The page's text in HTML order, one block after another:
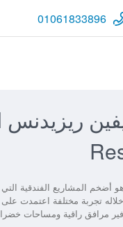
01061833896
أضخم المشاريع الفندقية